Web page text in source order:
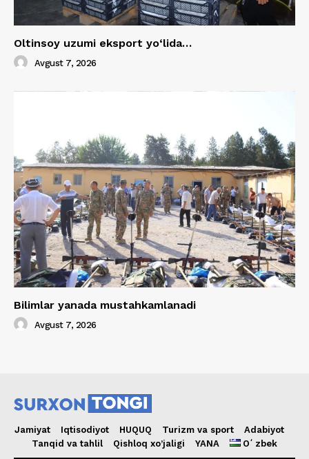
Oltinsoy uzumi eksport yo‘lida…
Avgust 7, 2026
Bilimlar yanada mustahkamlanadi
Avgust 7, 2026
Jamiyat Iqtisodiyot HUQUQ Turizm va sport
Adabiyot
Tanqid va tahlil
Qishloq xo’jaligi YANA Oʻzbek